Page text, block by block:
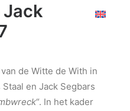
Jack
de Witte de With in
en Jack Segbars
“. In het kader